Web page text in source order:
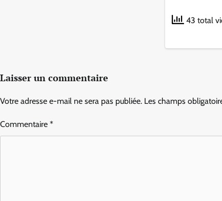
43 total
Laisser un commentaire
Votre adresse e-mail ne sera pas publiée. Les champs
Commentaire *